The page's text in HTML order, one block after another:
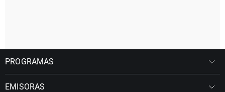
PROGRAMAS
EMISORAS